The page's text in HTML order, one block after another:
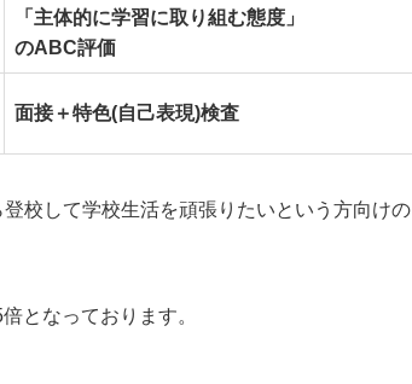
「主体的に学習に取り組む態度」
のABC評価
面接＋特色(自己表現)検査
校して学校生活を頑張りたいという方向けの
となっております。